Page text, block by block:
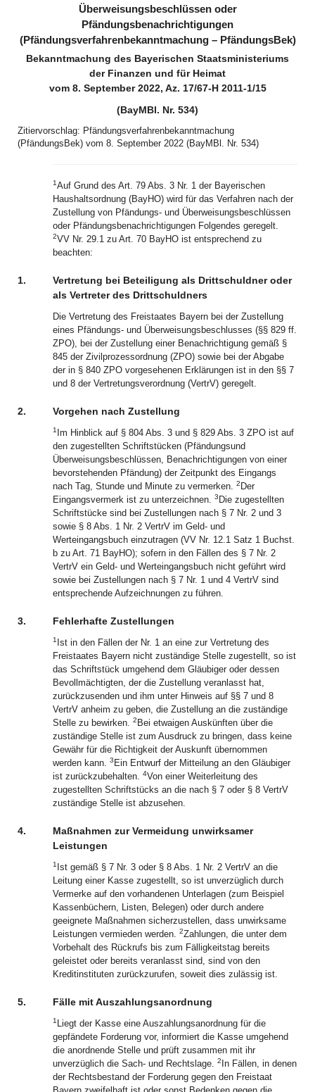
Überweisungsbeschlüssen oder
Pfändungsbenachrichtigungen
(Pfändungsverfahrenbekanntmachung – PfändungsBek)
Bekanntmachung des Bayerischen Staatsministeriums
der Finanzen und für Heimat
vom 8. September 2022, Az. 17/67-H 2011-1/15
(BayMBl. Nr. 534)
Zitiervorschlag: Pfändungsverfahrenbekanntmachung
(PfändungsBek) vom 8. September 2022 (BayMBl. Nr. 534)
1Auf Grund des Art. 79 Abs. 3 Nr. 1 der Bayerischen
Haushaltsordnung (BayHO) wird für das Verfahren nach der
Zustellung von Pfändungs- und Überweisungsbeschlüssen
oder Pfändungsbenachrichtigungen Folgendes geregelt.
2VV Nr. 29.1 zu Art. 70 BayHO ist entsprechend zu
beachten:
1.
Vertretung bei Beteiligung als Drittschuldner oder
als Vertreter des Drittschuldners
Die Vertretung des Freistaates Bayern bei der Zustellung
eines Pfändungs- und Überweisungsbeschlusses (§§ 829 ff.
ZPO), bei der Zustellung einer Benachrichtigung gemäß §
845 der Zivilprozessordnung (ZPO) sowie bei der Abgabe
der in § 840 ZPO vorgesehenen Erklärungen ist in den §§ 7
und 8 der Vertretungsverordnung (VertrV) geregelt.
2. Vorgehen nach Zustellung
1 Im Hinblick auf § 804 Abs. 3 und § 829 Abs. 3 ZPO ist auf
den zugestellten Schriftstücken (Pfändungsund
Überweisungsbeschlüssen, Benachrichtigungen von einer
bevorstehenden Pfändung) der Zeitpunkt des Eingangs
nach Tag, Stunde und Minute zu vermerken. 2 Der
Eingangsvermerk ist zu unterzeichnen. 3 Die zugestellten
Schriftstücke sind bei Zustellungen nach § 7 Nr. 2 und 3
sowie § 8 Abs. 1 Nr. 2 VertrV im Geld- und
Werteingangsbuch einzutragen (VV Nr. 12.1 Satz 1 Buchst.
b zu Art. 71 BayHO); sofern in den Fällen des § 7 Nr. 2
VertrV ein Geld- und Werteingangsbuch nicht geführt wird
sowie bei Zustellungen nach § 7 Nr. 1 und 4 VertrV sind
entsprechende Aufzeichnungen zu führen.
3. Fehlerhafte Zustellungen
1 Ist in den Fällen der Nr. 1 an eine zur Vertretung des
Freistaates Bayern nicht zuständige Stelle zugestellt, so ist
das Schriftstück umgehend dem Gläubiger oder dessen
Bevollmächtigten, der die Zustellung veranlasst hat,
zurückzusenden und ihm unter Hinweis auf §§ 7 und 8
VertrV anheim zu geben, die Zustellung an die zuständige
Stelle zu bewirken. 2 Bei etwaigen Auskünften über die
zuständige Stelle ist zum Ausdruck zu bringen, dass keine
Gewähr für die Richtigkeit der Auskunft übernommen
werden kann. 3 Ein Entwurf der Mitteilung an den Gläubiger
ist zurückzubehalten. 4Von einer Weiterleitung des
zugestellten Schriftstücks an die nach § 7 oder § 8 VertrV
zuständige Stelle ist abzusehen.
4.
Maßnahmen zur Vermeidung unwirksamer
Leistungen
1 Ist gemäß § 7 Nr. 3 oder § 8 Abs. 1 Nr. 2 VertrV an die
Leitung einer Kasse zugestellt, so ist unverzüglich durch
Vermerke auf den vorhandenen Unterlagen (zum Beispiel
Kassenbüchern, Listen, Belegen) oder durch andere
geeignete Maßnahmen sicherzustellen, dass unwirksame
Leistungen vermieden werden. 2Zahlungen, die unter dem
Vorbehalt des Rückrufs bis zum Fälligkeitstag bereits
geleistet oder bereits veranlasst sind, sind von den
Kreditinstituten zurückzurufen, soweit dies zulässig ist.
5. Fälle mit Auszahlungsanordnung
1 Liegt der Kasse eine Auszahlungsanordnung für die
gepfändete Forderung vor, informiert die Kasse umgehend
die anordnende Stelle und prüft zusammen mit ihr
unverzüglich die Sach- und Rechtslage. 2 In Fällen, in denen
der Rechtsbestand der Forderung gegen den Freistaat